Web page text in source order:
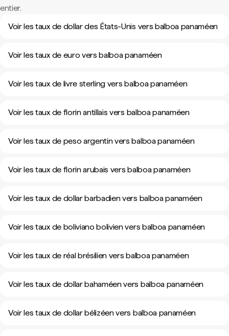
entier.
Voir les taux de dollar des États-Unis vers balboa panaméen
Voir les taux de euro vers balboa panaméen
Voir les taux de livre sterling vers balboa panaméen
Voir les taux de florin antillais vers balboa panaméen
Voir les taux de peso argentin vers balboa panaméen
Voir les taux de florin arubais vers balboa panaméen
Voir les taux de dollar barbadien vers balboa panaméen
Voir les taux de boliviano bolivien vers balboa panaméen
Voir les taux de réal brésilien vers balboa panaméen
Voir les taux de dollar bahaméen vers balboa panaméen
Voir les taux de dollar bélizéen vers balboa panaméen